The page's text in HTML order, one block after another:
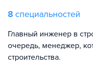
8 специальностей
Главный инженер в
очередь, менеджер,
строительства.